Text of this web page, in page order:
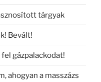
tárgyak
Bevált!
gázpalackodat!
ahogyan a masszázs